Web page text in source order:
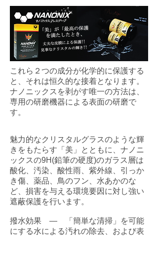
これら２つの成分が化学的に保護する
と、それは恒久的な接着となります。
ナノニックスを剥がす唯一の方法は、
専用の研磨機器による表面の研磨で
す。
魅力的なクリスタルグラスのような輝
きをもたらす「美」とともに、ナノニ
ックスの9H(鉛筆の硬度)のガラス層は
酸化、汚染、酸性雨、紫外線、引っか
き傷、薬品、鳥のフン、水あかのな
ど、損害を与える環境要因に対し強い
遮蔽保護を行います。
撥水効果 ― 「簡単な清掃」を可能
にする水による汚れの除去、および表